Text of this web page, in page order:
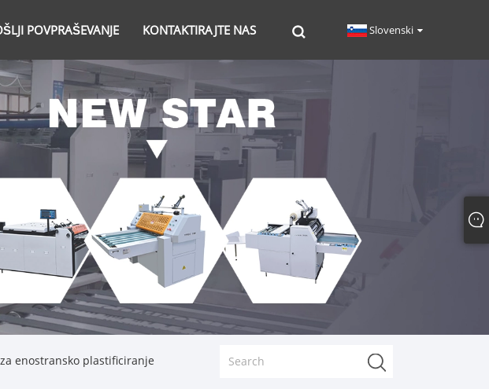
POVPRAŠEVANJE KONTAKTIRAJTE NAS Slovenski
enostransko plastificiranje